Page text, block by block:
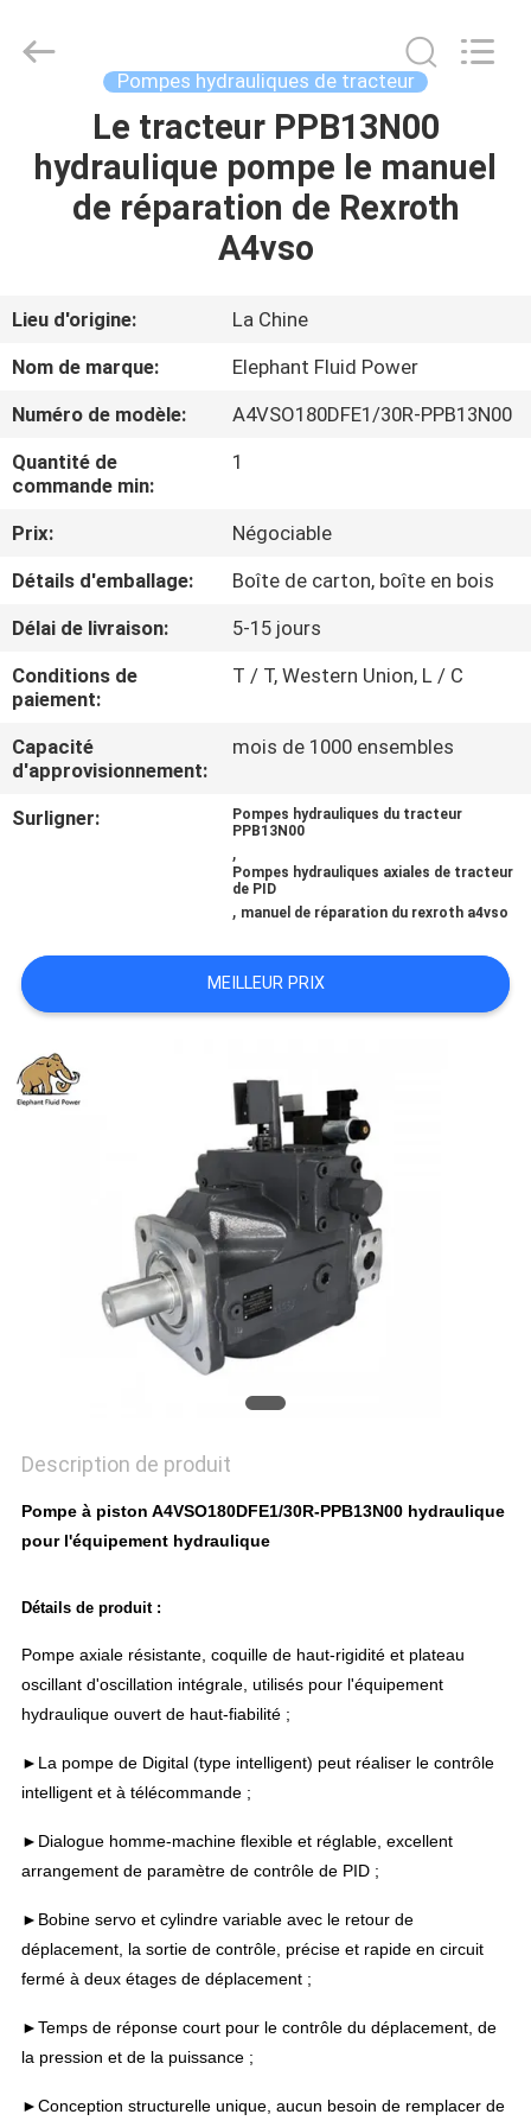
MAISON
PRODUITS
SUJET
DE
NOUS
VISITE
D'USINE
CONTRÔLE
DE
QUALITÉ
CONTACTEZ-
NOUS
PLAN
DU
SITE
Elephant
Fluid
Pompes hydrauliques de tracteur
Le tracteur PPB13N00
hydraulique pompe le manuel
de réparation de Rexroth
A4vso
Lieu d'origine:
La Chine
Nom de marque:
Elephant Fluid Power
Numéro de modèle:
A4VSO180DFE1/30R-PPB13N00
Quantité de
commande min:
1
Prix:
Négociable
Détails d'emballage:
Boîte de carton, boîte en bois
Délai de livraison:
5-15 jours
Conditions de
paiement:
T / T, Western Union, L / C
Capacité
d'approvisionnement:
mois de 1000 ensembles
Surligner:
Pompes hydrauliques du tracteur
PPB13N00
,
Pompes hydrauliques axiales de tracteur
de PID
, manuel de réparation du rexroth a4vso
MEILLEUR PRIX
Description de produit
Pompe à piston A4VSO180DFE1/30R-PPB13N00 hydraulique
pour l'équipement hydraulique
Détails de produit :
Pompe axiale résistante, coquille de haut-rigidité et plateau
oscillant d'oscillation intégrale, utilisés pour l'équipement
hydraulique ouvert de haut-fiabilité ;
► La pompe de Digital (type intelligent) peut réaliser le contrôle
intelligent et à télécommande ;
►Dialogue homme-machine flexible et réglable, excellent
arrangement de paramètre de contrôle de PID ;
►Bobine servo et cylindre variable avec le retour de
déplacement, la sortie de contrôle, précise et rapide en circuit
fermé à deux étages de déplacement ;
►Temps de réponse court pour le contrôle du déplacement, de
la pression et de la puissance ;
►Conception structurelle unique, aucun besoin de remplacer de